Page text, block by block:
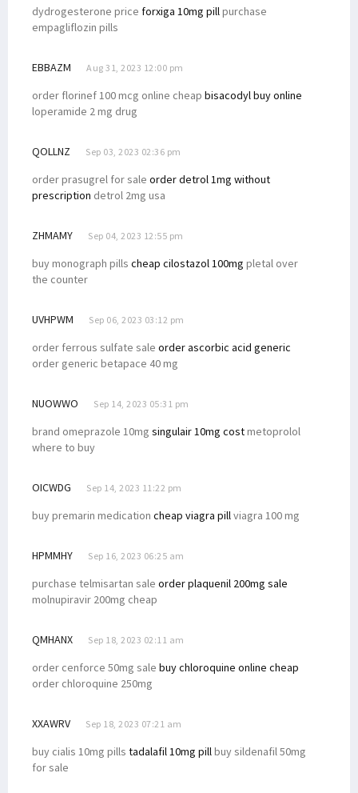
dydrogesterone price forxiga 10mg pillpurchase
empagliflozin pills
EBBAZM Aug 31, 2023 12:00 pm
order florinef 100 mcg online cheap bisacodyl buy online
loperamide 2 mg drug
QOLLNZ Sep 03, 2023 02:36 pm
order prasugrel for sale order detrol 1mg without
prescription detrol 2mg usa
ZHMAMY Sep 04, 2023 12:55 pm
buy monograph pills cheap cilostazol 100mg pletal over
the counter
UVHPWM Sep 06, 2023 03:12 pm
order ferrous sulfate sale order ascorbic acid generic
order generic betapace 40 mg
NUOWWO Sep 14, 2023 05:31 pm
brand omeprazole 10mg singulair 10mg costmetoprolol
where to buy
OICWDG Sep 14, 2023 11:22 pm
buy premarin medication cheap viagra pillviagra 100 mg
HPMMHY Sep 16, 2023 06:25 am
purchase telmisartan sale order plaquenil 200mg sale
molnupiravir 200mg cheap
QMHANX Sep 18, 2023 02:11 am
order cenforce 50mg sale buy chloroquine online cheap
order chloroquine 250mg
XXAWRV Sep 18, 2023 07:21 am
buy cialis 10mg pills tadalafil 10mg pillbuy sildenafil 50mg
for sale